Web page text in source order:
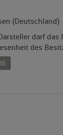
(Deutschland)
darf das
des